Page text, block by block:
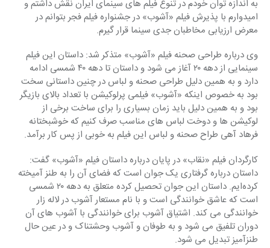
به اندازه توان خودم در تنوع فیلم های سینمای ایران نقش داشتم و
امیدوارم با پذیرش فیلم «آشوب» در جشنواره فیلم فجر بتوانم در
معرض ارزیابی مخاطبان جدی سینما قرار گیرم.
وی درباره طراحی صحنه فیلم «آشوب» متذکر شد: داستان این فیلم
سینمایی از دهه ۲۰ آغاز می شود و داستان تا دهه ۴۰ شمسی ادامه
دارد و به همین دلیل طراحی صحنه و لباس در چنین داستانی سخت
بود به خصوص اینکه «آشوب» فیلمی پرلوکیشن با تعداد بالای بازیگر
بود و به همین دلیل باید زمان بسیاری را برای ساخت برخی از
لوکیشن ها و دوخت لباس های مناسب صرف کنیم که خوشبختانه
فرهاد آهی طراح صحنه و لباس این فیلم به خوبی از پس کار برآمد.
کارگردان فیلم «نقاب» در پایان درباره داستان فیلم «آشوب» گفت:
داستان درباره گرفتاری یک جوان است که فضای آن را به طنز آمیخته
کرده‌ایم. داستان این جوان تحصیل کرده متعلق به دهه ۲۰ شمسی
است که عاشق خوانندگی است و با نام مستعار آشوب در لاله زار
خوانندگی می کند. اشتیاق آشوب برای خوانندگی با آشوب های آن
دوران تلفیق می شود و به طوفان و آشوب وحشتناک و در عین حال
طنزآمیز تبدیل می شود.